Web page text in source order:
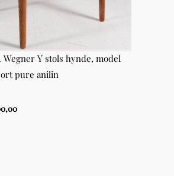
Wegner Y stols hynde, model
pure anilin